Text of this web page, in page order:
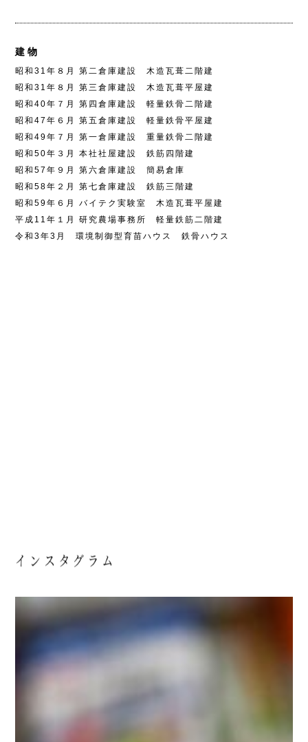
建物
昭和31年８月 第二倉庫建設 木造瓦葺二階建
昭和31年８月 第三倉庫建設 木造瓦葺平屋建
昭和40年７月 第四倉庫建設 軽量鉄骨二階建
昭和47年６月 第五倉庫建設 軽量鉄骨平屋建
昭和49年７月 第一倉庫建設 重量鉄骨二階建
昭和50年３月 本社社屋建設 鉄筋四階建
昭和57年９月 第六倉庫建設 簡易倉庫
昭和58年２月 第七倉庫建設 鉄筋三階建
昭和59年６月 バイテク実験室 木造瓦葺平屋建
平成11年１月 研究農場事務所 軽量鉄筋二階建
令和3年3月 環境制御型育苗ハウス 鉄骨ハウス
インスタグラム